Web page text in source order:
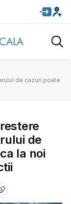
de cazuri poate
de
la noi